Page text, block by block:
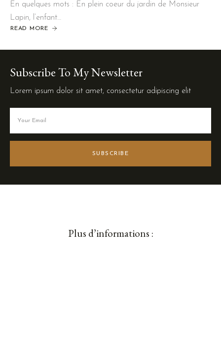
En quelques mots : En plein coeur du jardin de Monsieur
Lapin, l’enfant…
READ MORE
Subscribe To My Newsletter
Lorem ipsum dolor sit amet, consectetur adipiscing elit
SUBSCRIBE
Plus d’informations :